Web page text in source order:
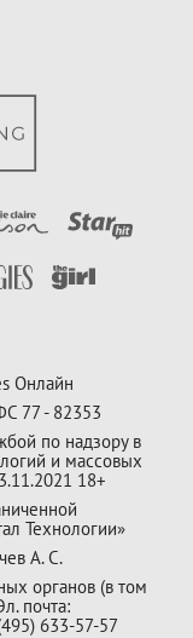
Онлайн
77 - 82353
по надзору в
и массовых
18+
Технологии»
А. С.
органов (в том
почта:
633-57-57